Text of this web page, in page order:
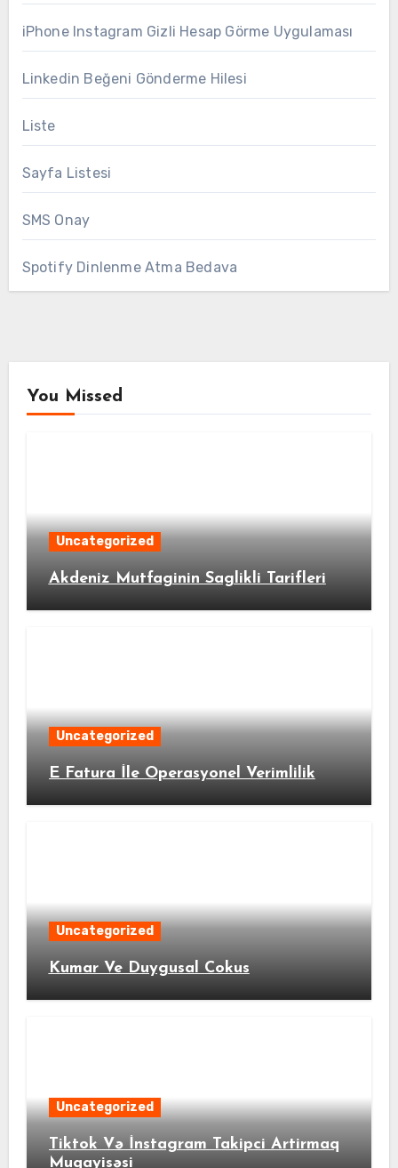
iPhone Instagram Gizli Hesap Görme Uygulaması
Linkedin Beğeni Gönderme Hilesi
Liste
Sayfa Listesi
SMS Onay
Spotify Dinlenme Atma Bedava
You Missed
Uncategorized
Akdeniz Mutfaginin Saglikli Tarifleri
Uncategorized
E Fatura İle Operasyonel Verimlilik
Uncategorized
Kumar Ve Duygusal Cokus
Uncategorized
Tiktok Və İnstagram Takipci Artirmaq
Muqayisəsi